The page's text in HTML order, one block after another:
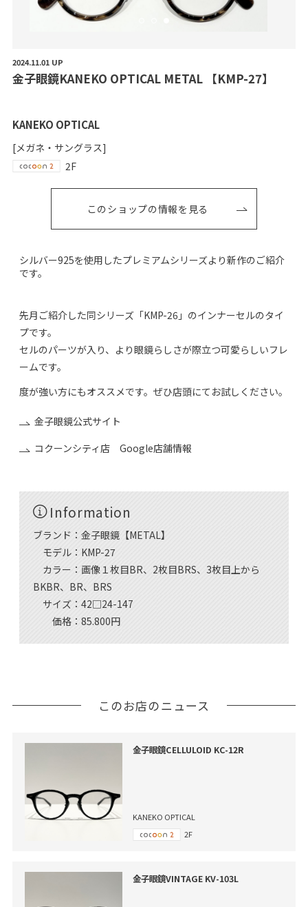
2024.11.01 UP
金子眼鏡KANEKO OPTICAL METAL 【KMP-27】
KANEKO OPTICAL
[メガネ・サングラス]
2F
このショップの情報を見る
シルバー925を使用したプレミアムシリーズより新作のご紹介
です。
先月ご紹介した同シリーズ「KMP-26」のインナーセルのタイ
プです。
セルのパーツが入り、より眼鏡らしさが際立つ可愛らしいフレ
ームです。
度が強い方にもオススメです。ぜひ店頭にてお試しください。
金子眼鏡公式サイト
コクーンシティ店 Google店舗情報
Information
ブランド：金子眼鏡【METAL】
モデル：KMP-27
カラー：画像１枚目BR、2枚目BRS、3枚目上から
BKBR、BR、BRS
サイズ：42□24-147
価格：85.800円
このお店のニュース
金子眼鏡CELLULOID KC-12R
KANEKO OPTICAL
2F
金子眼鏡VINTAGE KV-103L